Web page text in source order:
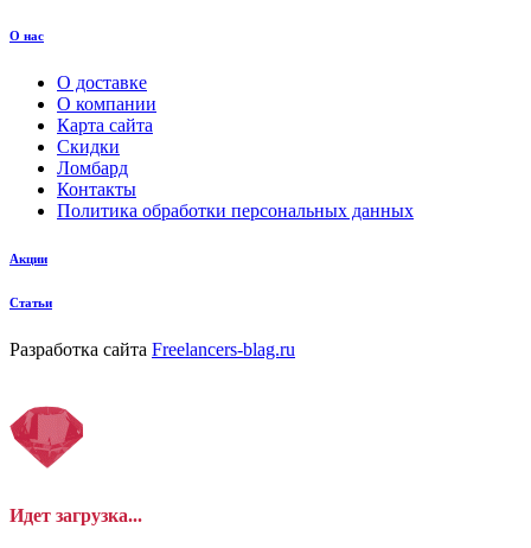
О нас
О доставке
О компании
Карта сайта
Скидки
Ломбард
Контакты
Политика обработки персональных данных
Акции
Статьи
Разработка сайта Freelancers-blag.ru
Идет загрузка...